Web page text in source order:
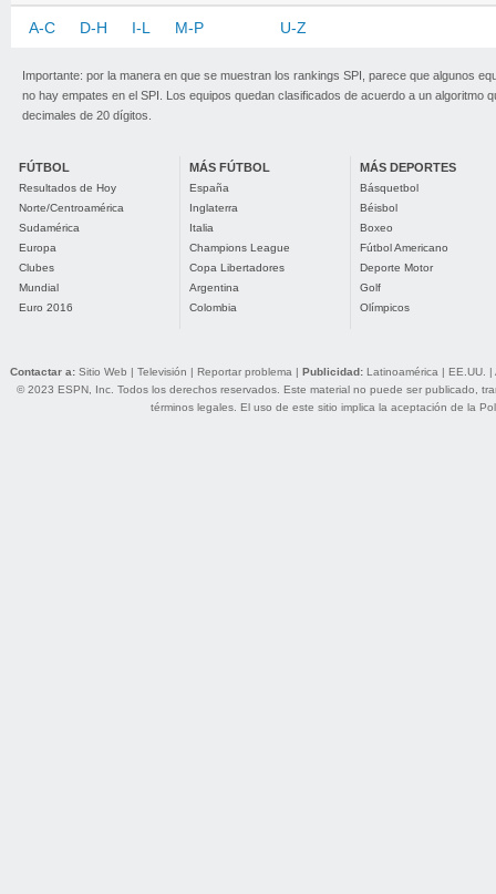
A-C D-H I-L M-P U-Z
Importante: por la manera en que se muestran los rankings SPI, parece que algunos
no hay empates en el SPI. Los equipos quedan clasificados de acuerdo a un algoritmo
decimales de 20 dígitos.
FÚTBOL
Resultados de Hoy
Norte/Centroamérica
Sudamérica
Europa
Clubes
Mundial
Euro 2016
MÁS FÚTBOL
España
Inglaterra
Italia
Champions League
Copa Libertadores
Argentina
Colombia
MÁS DEPORTES
Básquetbol
Béisbol
Boxeo
Fútbol Americano
Deporte Motor
Golf
Olímpicos
Contactar a: Sitio Web | Televisión | Reportar problema | Publicidad: Latinoamérica | EE.UU. |
© 2023 ESPN, Inc. Todos los derechos reservados. Este material no puede ser publicado,
términos legales. El uso de este sitio implica la aceptación de la